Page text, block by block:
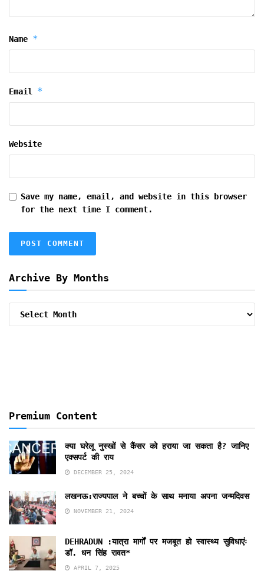
Name *
Email *
Website
Save my name, email, and website in this browser
for the next time I comment.
Archive By Months
Archive
Premium Content
क्या घरेलू नुस्खों से कैंसर को हराया जा सकता है? जानिए
एक्सपर्ट की राय
DECEMBER 25, 2024
लखनऊ:राज्यपाल ने बच्चों के साथ मनाया अपना जन्मदिवस
NOVEMBER 21, 2024
DEHRADUN :यात्रा मार्गों पर मजबूत हो स्वास्थ्य सुविधाएंः
डॉ. धन सिंह रावत*
APRIL 7, 2025